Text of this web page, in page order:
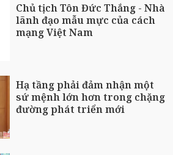
Chủ tịch Tôn Đức Thắng - Nhà
lãnh đạo mẫu mực của cách
mạng Việt Nam
Hạ tầng phải đảm nhận một
sứ mệnh lớn hơn trong chặng
đường phát triển mới